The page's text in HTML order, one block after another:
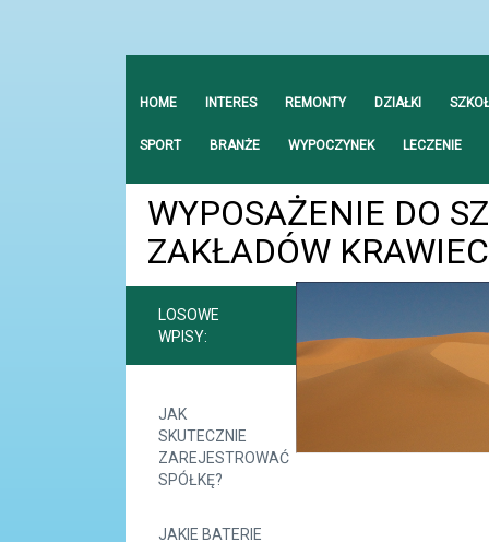
HOME INTERES REMONTY DZIAŁKI
SPORT BRANŻE WYPOCZYNEK LECZENIE
WYPOSAŻENIE DO
ZAKŁADÓW
LOSOWE
WPISY:
JAK
SKUTECZNIE
ZAREJESTROWAĆ
SPÓŁKĘ?
JAKIE BATERIE